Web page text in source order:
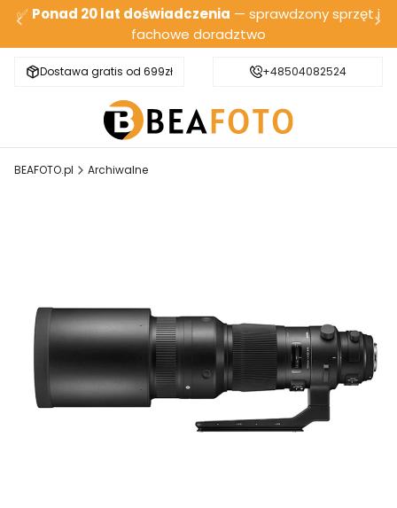
✅ Ponad 20 lat doświadczenia — sprawdzony sprzęt i
fachowe doradztwo
Dostawa gratis od 699zł Bezpieczna wysyłka
+48504082524
BEAFOTO.pl Archiwalne